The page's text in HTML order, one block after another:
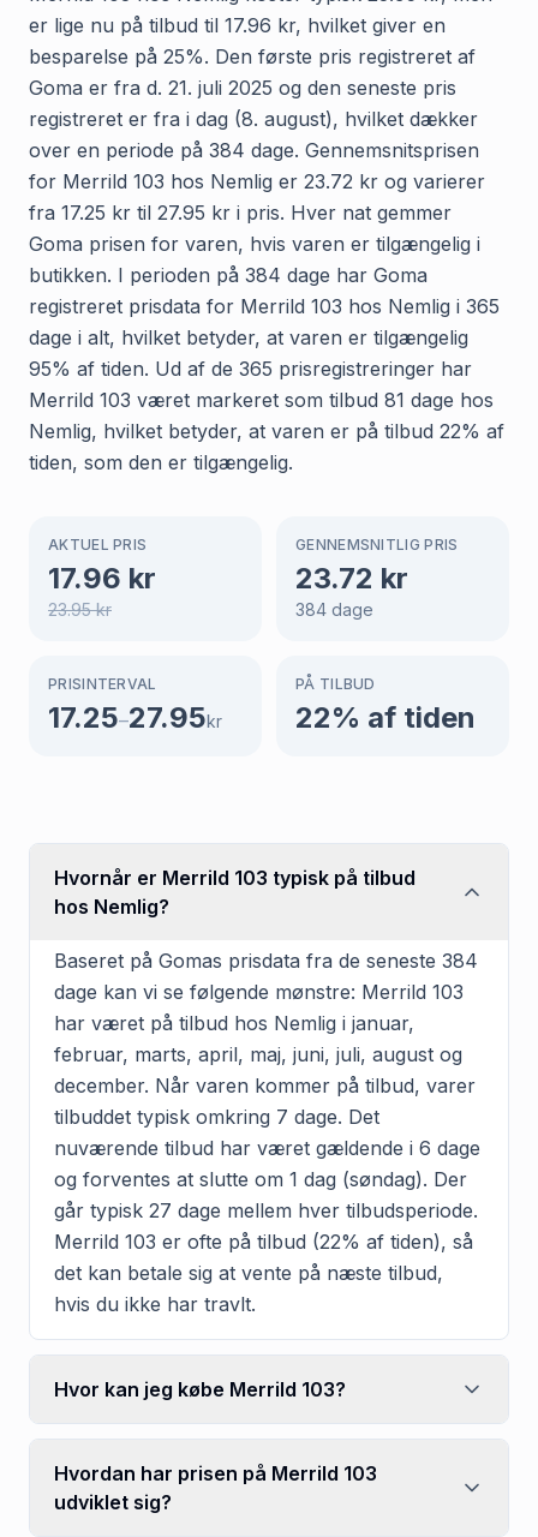
er lige nu på tilbud til 17.96 kr, hvilket giver en
besparelse på 25%. Den første pris registreret af
Goma er fra d. 21. juli 2025 og den seneste pris
registreret er fra i dag (8. august), hvilket dækker
over en periode på 384 dage. Gennemsnitsprisen
for Merrild 103 hos Nemlig er 23.72 kr og varierer
fra 17.25 kr til 27.95 kr i pris. Hver nat gemmer
Goma prisen for varen, hvis varen er tilgængelig i
butikken. I perioden på 384 dage har Goma
registreret prisdata for Merrild 103 hos Nemlig i 365
dage i alt, hvilket betyder, at varen er tilgængelig
95% af tiden. Ud af de 365 prisregistreringer har
Merrild 103 været markeret som tilbud 81 dage hos
Nemlig, hvilket betyder, at varen er på tilbud 22% af
tiden, som den er tilgængelig.
AKTUEL PRIS
17.96 kr
23.95kr
GENNEMSNITLIG PRIS
23.72 kr
384 dage
PRISINTERVAL
17.25–27.95kr
PÅ TILBUD
22% af tiden
Hvornår er Merrild 103 typisk på tilbud
hos Nemlig?
Baseret på Gomas prisdata fra de seneste 384
dage kan vi se følgende mønstre: Merrild 103
har været på tilbud hos Nemlig i januar,
februar, marts, april, maj, juni, juli, august og
december. Når varen kommer på tilbud, varer
tilbuddet typisk omkring 7 dage. Det
nuværende tilbud har været gældende i 6 dage
og forventes at slutte om 1 dag (søndag). Der
går typisk 27 dage mellem hver tilbudsperiode.
Merrild 103 er ofte på tilbud (22% af tiden), så
det kan betale sig at vente på næste tilbud,
hvis du ikke har travlt.
Hvor kan jeg købe Merrild 103?
Hvordan har prisen på Merrild 103
udviklet sig?